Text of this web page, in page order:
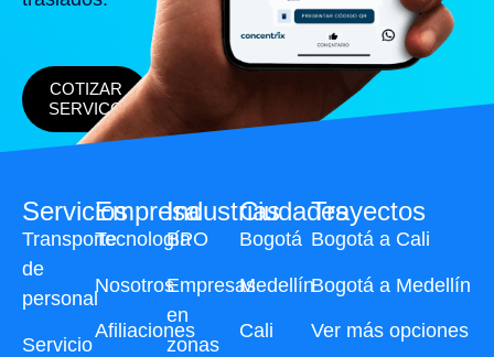
COTIZAR
SERVICO
Servicios
Transporte
de
personal
Servicio
Industrias
BPO
Empresas
en
zonas
Ciudades
Bogotá
Medellín
Cali
Trayectos
Bogotá a Cali
Bogotá a Medellín
Ver más opciones
Empresa
Tecnología
Nosotros
Afiliaciones